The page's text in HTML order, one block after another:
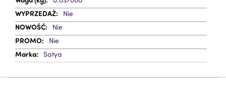
Nie
Nie
Nie
Satya